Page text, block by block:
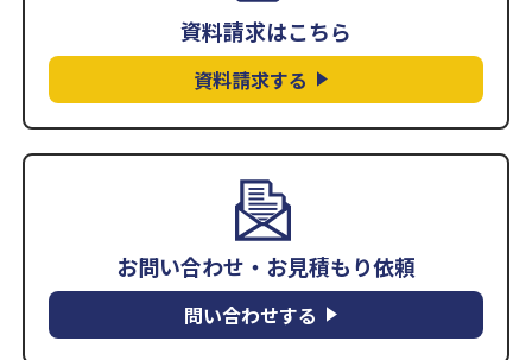
資料請求はこちら
資料請求する
お問い合わせ・お見積もり依頼
問い合わせする